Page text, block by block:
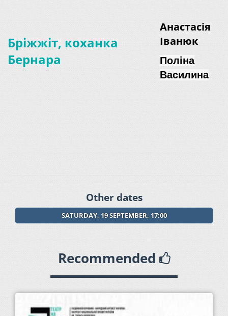
Бріжжіт, коханка
Бернара
Анастасія
Іванюк
Поліна
Василина
Other dates
SATURDAY, 19 SEPTEMBER, 17:00
Recommended